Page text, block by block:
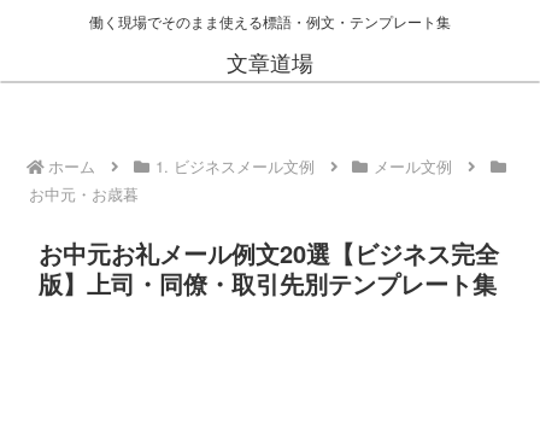
働く現場でそのまま使える標語・例文・テンプレート集
文章道場
ホーム 1. ビジネスメール文例
メール文例
お中元・お歳暮
お中元お礼メール例文20選【ビジネス完全
版】上司・同僚・取引先別テンプレート集